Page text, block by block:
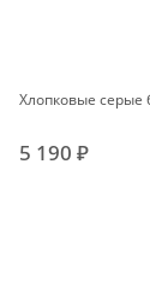
Хлопковые серые
5 190 ₽